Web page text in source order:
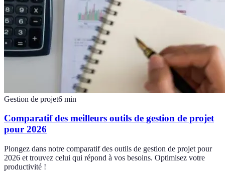
Gestion de projet6 min
Comparatif des meilleurs outils de gestion de projet
pour 2026
Plongez dans notre comparatif des outils de gestion de projet pour
2026 et trouvez celui qui répond à vos besoins. Optimisez votre
productivité !